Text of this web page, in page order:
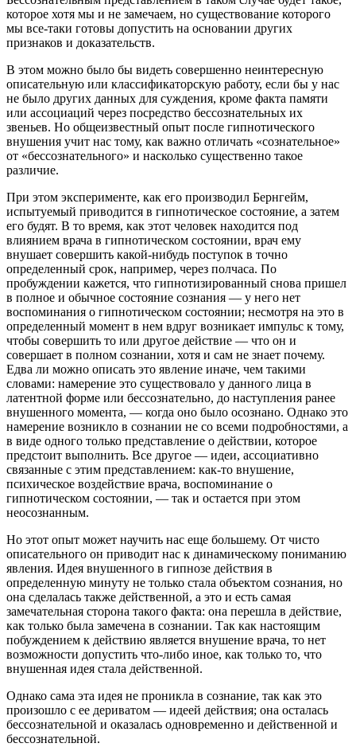
которое хотя мы и не замечаем, но существование которого
мы все-таки готовы допустить на основании других
признаков и доказательств.
В этом можно было бы видеть совершенно неинтересную
описательную или классификаторскую работу, если бы у нас
не было других данных для суждения, кроме факта памяти
или ассоциаций через посредство бессознательных их
звеньев. Но общеизвестный опыт после гипнотического
внушения учит нас тому, как важно отличать «сознательное»
от «бессознательного» и насколько существенно такое
различие.
При этом эксперименте, как его производил Бернгейм,
испытуемый приводится в гипнотическое состояние, а затем
его будят. В то время, как этот человек находится под
влиянием врача в гипнотическом состоянии, врач ему
внушает совершить какой-нибудь поступок в точно
определенный срок, например, через полчаса. По
пробуждении кажется, что гипнотизированный снова пришел
в полное и обычное состояние сознания — у него нет
воспоминания о гипнотическом состоянии; несмотря на это в
определенный момент в нем вдруг возникает импульс к тому,
чтобы совершить то или другое действие — что он и
совершает в полном сознании, хотя и сам не знает почему.
Едва ли можно описать это явление иначе, чем такими
словами: намерение это существовало у данного лица в
латентной форме или бессознательно, до наступления ранее
внушенного момента, — когда оно было осознано. Однако это
намерение возникло в сознании не со всеми подробностями, а
в виде одного только представление о действии, которое
предстоит выполнить. Все другое — идеи, ассоциативно
связанные с этим представлением: как-то внушение,
психическое воздействие врача, воспоминание о
гипнотическом состоянии, — так и остается при этом
неосознанным.
Но этот опыт может научить нас еще большему. От чисто
описательного он приводит нас к динамическому пониманию
явления. Идея внушенного в гипнозе действия в
определенную минуту не только стала объектом сознания, но
она сделалась также действенной, а это и есть самая
замечательная сторона такого факта: она перешла в действие,
как только была замечена в сознании. Так как настоящим
побуждением к действию является внушение врача, то нет
возможности допустить что-либо иное, как только то, что
внушенная идея стала действенной.
Однако сама эта идея не проникла в сознание, так как это
произошло с ее дериватом — идеей действия; она осталась
бессознательной и оказалась одновременно и действенной и
бессознательной.